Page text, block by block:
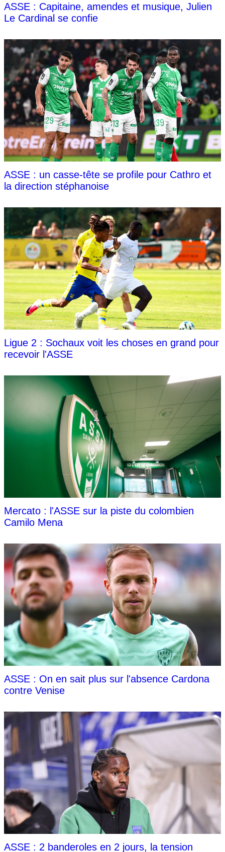
ASSE : Capitaine, amendes et musique, Julien
Le Cardinal se confie
ASSE : un casse-tête se profile pour Cathro et
la direction stéphanoise
Ligue 2 : Sochaux voit les choses en grand pour
recevoir l'ASSE
Mercato : l'ASSE sur la piste du colombien
Camilo Mena
ASSE : On en sait plus sur l'absence Cardona
contre Venise
ASSE : 2 banderoles en 2 jours, la tension